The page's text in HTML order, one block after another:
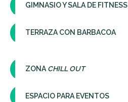
GIMNASIO Y SALA DE FITNESS
TERRAZA CON BARBACOA
ZONA CHILL OUT
ESPACIO PARA EVENTOS